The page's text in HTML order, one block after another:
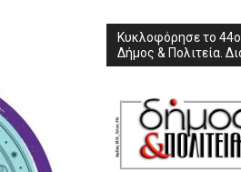
Κυκλοφόρησε το
Δήμος & Πολιτεία.